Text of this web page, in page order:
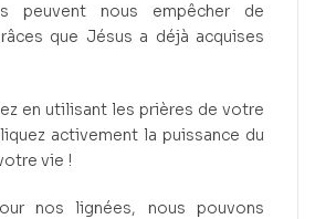
peuvent nous empêcher de
que Jésus a déjà acquises
en utilisant les prières de votre
activement la puissance du
vie !
nos lignées, nous pouvons